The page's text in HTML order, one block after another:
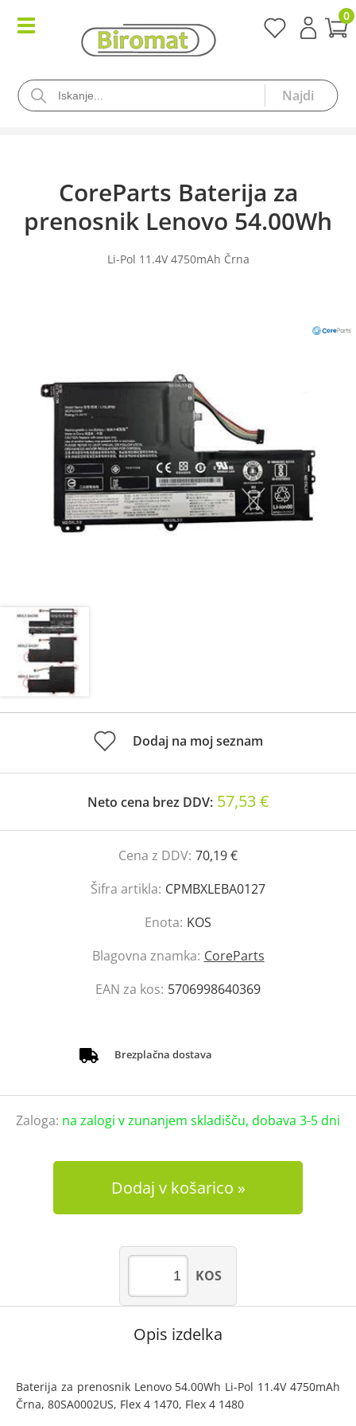
0
CoreParts Baterija za
prenosnik Lenovo 54.00Wh
Li-Pol 11.4V 4750mAh Črna
Dodaj na moj seznam
Neto cena brez DDV: 57,53 €
Cena z DDV: 70,19 €
Šifra artikla: CPMBXLEBA0127
Enota: KOS
Blagovna znamka: CoreParts
EAN za kos: 5706998640369
Brezplačna dostava
Zaloga: na zalogi v zunanjem skladišču, dobava 3-5 dni
Dodaj v košarico
KOS
Opis izdelka
Baterija za prenosnik Lenovo 54.00Wh Li-Pol 11.4V 4750mAh
Črna, 80SA0002US, Flex 4 1470, Flex 4 1480